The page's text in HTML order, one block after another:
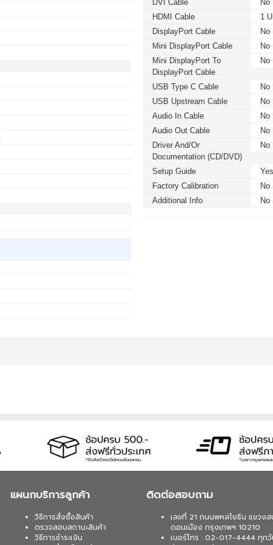
DVI Cable
No
HDMI Cable
1
DisplayPort Cable
No
Mini DisplayPort Cable
No
Mini DisplayPort To
DisplayPort Cable
No
USB Type C Cable
No
USB Upstream Cable
No
Audio In Cable
No
Audio Out Cable
No
Driver And/or
Documentation (CD/DVD)
No
Setup Guide
Yes
Factory Calibration
No
Additional Info
No
แผนกบริการลูกค้า
วิธีการสั่งซื้อสินค้า
ตรวจสอบสถานะสินค้า
วิธีการชำระเงิน
ติดต่อสอบถาม
เลขที่ 21 ถนนพหลโยธิน แขวงส
ดอนเมือง กรุงเทพฯ 10210
เบอร์โทร : 02-017-4444 ทุก